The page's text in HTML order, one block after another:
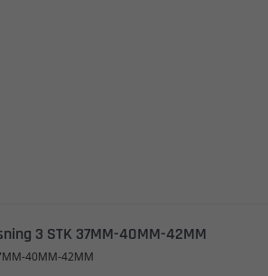
3 STK 37MM-40MM-42MM
40MM-42MM